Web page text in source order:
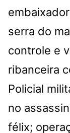
serra do
controle e
ribanceira
Policial
no
félix;